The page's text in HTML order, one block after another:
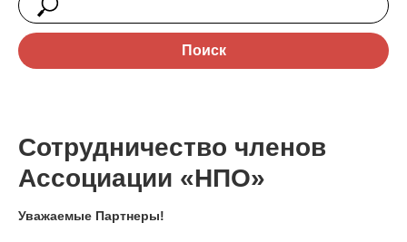
Поиск
Сотрудничество членов
Ассоциации «НПО»
Уважаемые Партнеры!